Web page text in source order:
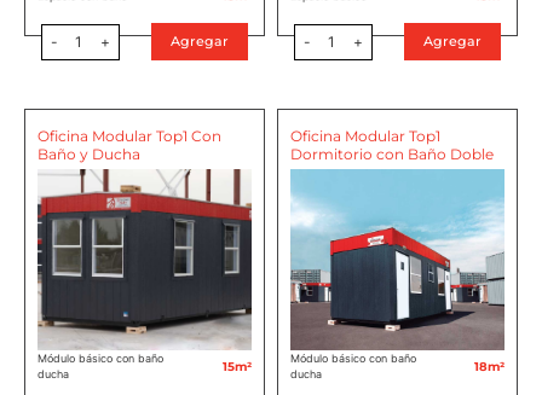
- 1 + Agregar - 1 + Agregar
Oficina Modular Top1 Con
Baño y Ducha
Módulo básico con baño
ducha
15m²
Oficina Modular Top1
Dormitorio con Baño Doble
Módulo básico con baño
ducha
18m²